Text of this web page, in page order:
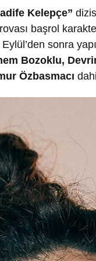
Kelepçe”
başrol
sonra
Bozoklu,
Özbasmacı